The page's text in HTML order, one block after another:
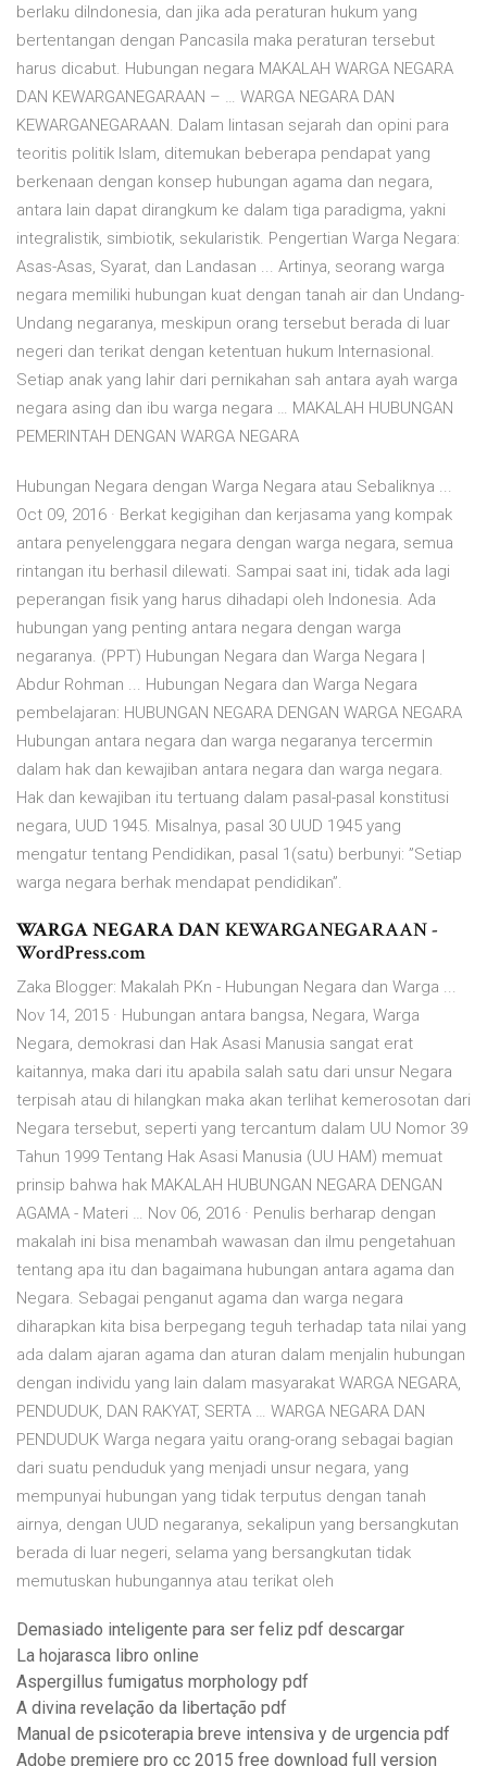
berlaku diIndonesia, dan jika ada peraturan hukum yang
bertentangan dengan Pancasila maka peraturan tersebut
harus dicabut. Hubungan negara MAKALAH WARGA NEGARA
DAN KEWARGANEGARAAN – … WARGA NEGARA DAN
KEWARGANEGARAAN. Dalam lintasan sejarah dan opini para
teoritis politik Islam, ditemukan beberapa pendapat yang
berkenaan dengan konsep hubungan agama dan negara,
antara lain dapat dirangkum ke dalam tiga paradigma, yakni
integralistik, simbiotik, sekularistik. Pengertian Warga Negara:
Asas-Asas, Syarat, dan Landasan ... Artinya, seorang warga
negara memiliki hubungan kuat dengan tanah air dan Undang-
Undang negaranya, meskipun orang tersebut berada di luar
negeri dan terikat dengan ketentuan hukum Internasional.
Setiap anak yang lahir dari pernikahan sah antara ayah warga
negara asing dan ibu warga negara … MAKALAH HUBUNGAN
PEMERINTAH DENGAN WARGA NEGARA
Hubungan Negara dengan Warga Negara atau Sebaliknya ...
Oct 09, 2016 · Berkat kegigihan dan kerjasama yang kompak
antara penyelenggara negara dengan warga negara, semua
rintangan itu berhasil dilewati. Sampai saat ini, tidak ada lagi
peperangan fisik yang harus dihadapi oleh Indonesia. Ada
hubungan yang penting antara negara dengan warga
negaranya. (PPT) Hubungan Negara dan Warga Negara |
Abdur Rohman ... Hubungan Negara dan Warga Negara
pembelajaran: HUBUNGAN NEGARA DENGAN WARGA NEGARA
Hubungan antara negara dan warga negaranya tercermin
dalam hak dan kewajiban antara negara dan warga negara.
Hak dan kewajiban itu tertuang dalam pasal-pasal konstitusi
negara, UUD 1945. Misalnya, pasal 30 UUD 1945 yang
mengatur tentang Pendidikan, pasal 1(satu) berbunyi: ”Setiap
warga negara berhak mendapat pendidikan”.
WARGA NEGARA DANKEWARGANEGARAAN -
WordPress.com
Zaka Blogger: Makalah PKn - Hubungan Negara dan Warga ...
Nov 14, 2015 · Hubungan antara bangsa, Negara, Warga
Negara, demokrasi dan Hak Asasi Manusia sangat erat
kaitannya, maka dari itu apabila salah satu dari unsur Negara
terpisah atau di hilangkan maka akan terlihat kemerosotan dari
Negara tersebut, seperti yang tercantum dalam UU Nomor 39
Tahun 1999 Tentang Hak Asasi Manusia (UU HAM) memuat
prinsip bahwa hak MAKALAH HUBUNGAN NEGARA DENGAN
AGAMA - Materi … Nov 06, 2016 · Penulis berharap dengan
makalah ini bisa menambah wawasan dan ilmu pengetahuan
tentang apa itu dan bagaimana hubungan antara agama dan
Negara. Sebagai penganut agama dan warga negara
diharapkan kita bisa berpegang teguh terhadap tata nilai yang
ada dalam ajaran agama dan aturan dalam menjalin hubungan
dengan individu yang lain dalam masyarakat WARGA NEGARA,
PENDUDUK, DAN RAKYAT, SERTA … WARGA NEGARA DAN
PENDUDUK Warga negara yaitu orang-orang sebagai bagian
dari suatu penduduk yang menjadi unsur negara, yang
mempunyai hubungan yang tidak terputus dengan tanah
airnya, dengan UUD negaranya, sekalipun yang bersangkutan
berada di luar negeri, selama yang bersangkutan tidak
memutuskan hubungannya atau terikat oleh
Demasiado inteligente para ser feliz pdf descargar
La hojarasca libro online
Aspergillus fumigatus morphology pdf
A divina revelação da libertação pdf
Manual de psicoterapia breve intensiva y de urgencia pdf
Adobe premiere pro cc 2015 free download full version